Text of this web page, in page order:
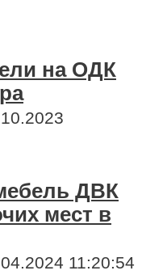
на ОДК
ДВК
мест в
11:20:54